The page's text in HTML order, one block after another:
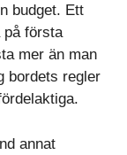
budget. Ett
på första
mer än man
bordets regler
annat